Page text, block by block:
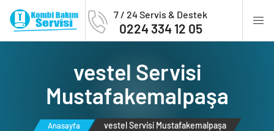
7 / 24 Servis & Destek
0224 334 12 05
vestel Servi̇si̇
Mustafakemalpaşa
Anasayfa vestel Servi̇si̇ Mustafakemalpaşa